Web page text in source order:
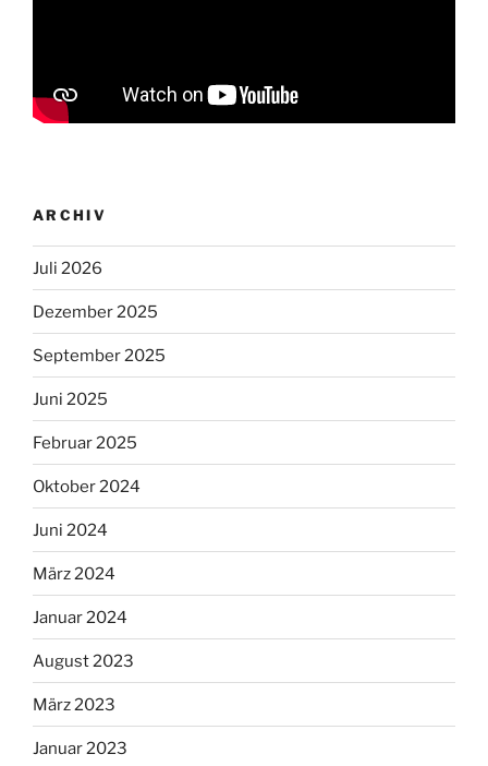
ARCHIV
Juli 2026
Dezember 2025
September 2025
Juni 2025
Februar 2025
Oktober 2024
Juni 2024
März 2024
Januar 2024
August 2023
März 2023
Januar 2023